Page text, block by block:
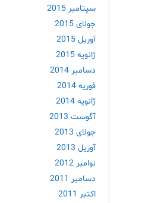
سپتامبر 2015
جولای 2015
آوریل 2015
ژانویه 2015
دسامبر 2014
فوریه 2014
ژانویه 2014
آگوست 2013
جولای 2013
آوریل 2013
نوامبر 2012
دسامبر 2011
اکتبر 2011